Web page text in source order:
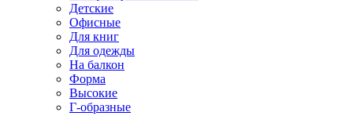
Детские
Офисные
Для книг
Для одежды
На балкон
Форма
Высокие
Г-образные